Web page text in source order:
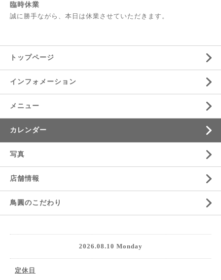
臨時休業
誠に勝手ながら、本日は休業させていただきます。
トップページ
インフォメーション
メニュー
カレンダー
写真
店舗情報
鳥圓のこだわり
2026.08.10 Monday
定休日